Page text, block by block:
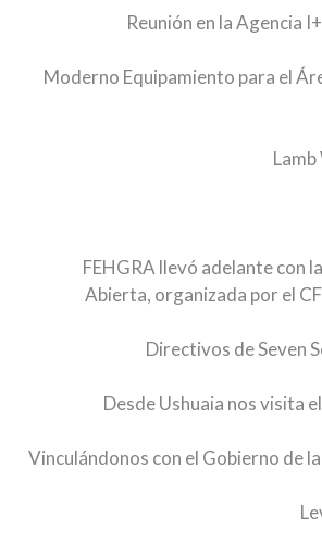
Reunión en la Agencia
Moderno Equipamiento para el
FEHGRA llevó adelante con
Abierta, organizada por el
Directivos de Seven
Desde Ushuaia nos visita
Vinculándonos con el Gobierno de